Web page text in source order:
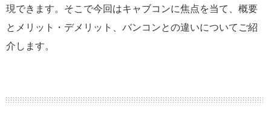
現できます。そこで今回はキャブコンに焦点を当て、概要
とメリット・デメリット、バンコンとの違いについてご紹
介します。